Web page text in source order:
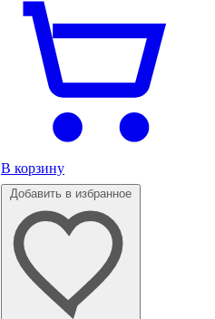
В корзину
Добавить в избранное